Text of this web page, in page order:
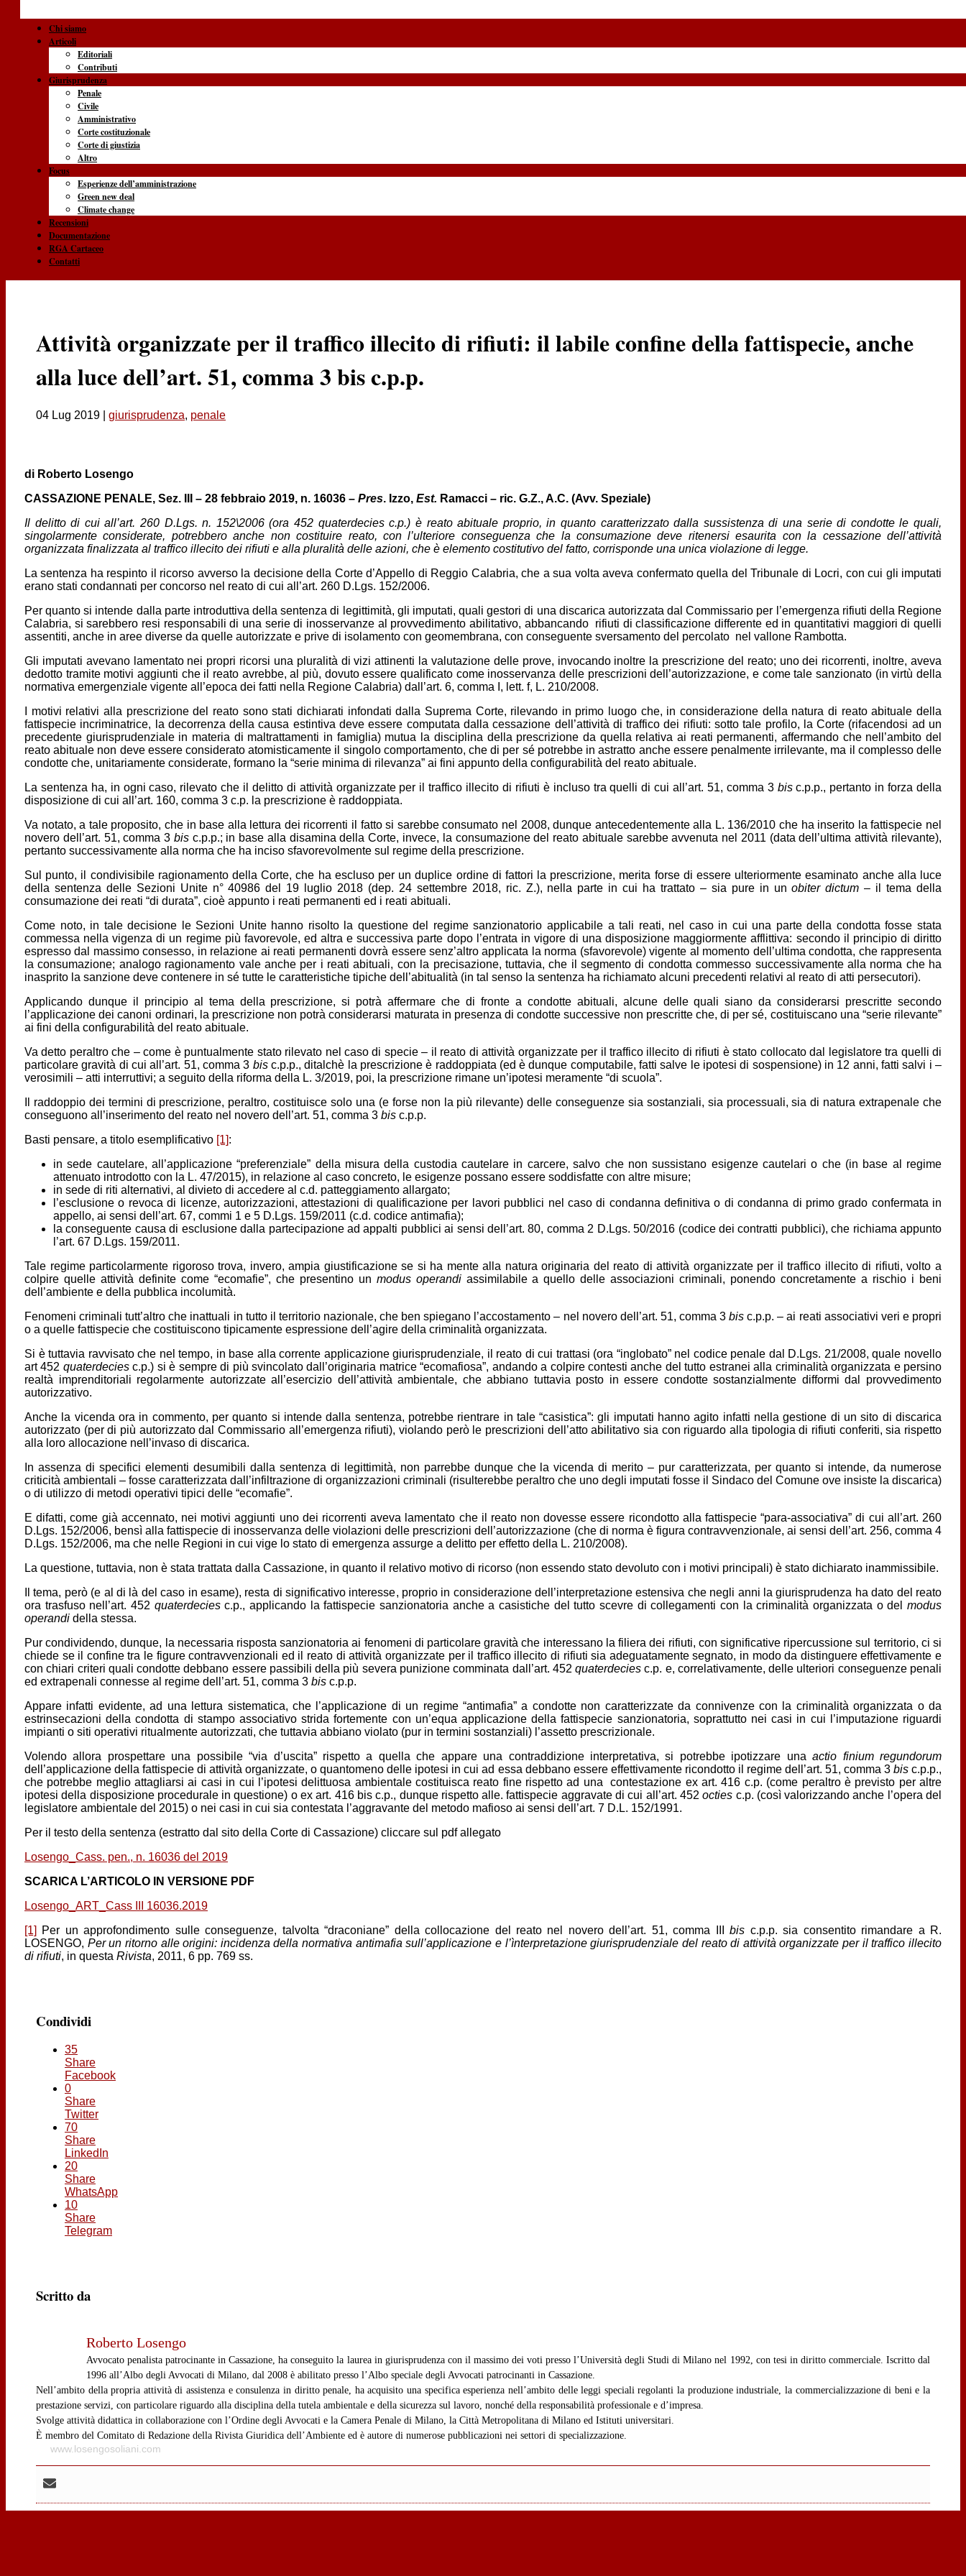
Chi siamo
Articoli
Editoriali
Contributi
Giurisprudenza
Penale
Civile
Amministrativo
Corte costituzionale
Corte di giustizia
Altro
Focus
Esperienze dell’amministrazione
Green new deal
Climate change
Recensioni
Documentazione
RGA Cartaceo
Contatti
Attività organizzate per il traffico illecito di rifiuti: il labile confine della fattispecie, anche
alla luce dell’art. 51, comma 3 bis c.p.p.
04 Lug 2019 giurisprudenza, penale
di Roberto Losengo
CASSAZIONE PENALE, Sez. III – 28 febbraio 2019, n. 16036 – Pres. Izzo, Est. Ramacci – ric. G.Z., A.C. (Avv. Speziale)
Il delitto di cui all’art. 260 D.Lgs. n. 152\2006 (ora 452 quaterdecies c.p.) è reato abituale proprio, in quanto caratterizzato dalla sussistenza di una serie di condotte le quali,
singolarmente considerate, potrebbero anche non costituire reato, con l’ulteriore conseguenza che la consumazione deve ritenersi esaurita con la cessazione dell’attività
organizzata finalizzata al traffico illecito dei rifiuti e alla pluralità delle azioni, che è elemento costitutivo del fatto, corrisponde una unica violazione di legge.
La sentenza ha respinto il ricorso avverso la decisione della Corte d’Appello di Reggio Calabria, che a sua volta aveva confermato quella del Tribunale di Locri, con cui gli imputati
erano stati condannati per concorso nel reato di cui all’art. 260 D.Lgs. 152/2006.
Per quanto si intende dalla parte introduttiva della sentenza di legittimità, gli imputati, quali gestori di una discarica autorizzata dal Commissario per l’emergenza rifiuti della Regione
Calabria, si sarebbero resi responsabili di una serie di inosservanze al provvedimento abilitativo, abbancando rifiuti di classificazione differente ed in quantitativi maggiori di quelli
assentiti, anche in aree diverse da quelle autorizzate e prive di isolamento con geomembrana, con conseguente sversamento del percolato nel vallone Rambotta.
Gli imputati avevano lamentato nei propri ricorsi una pluralità di vizi attinenti la valutazione delle prove, invocando inoltre la prescrizione del reato; uno dei ricorrenti, inoltre, aveva
dedotto tramite motivi aggiunti che il reato avrebbe, al più, dovuto essere qualificato come inosservanza delle prescrizioni dell’autorizzazione, e come tale sanzionato (in virtù della
normativa emergenziale vigente all’epoca dei fatti nella Regione Calabria) dall’art. 6, comma I, lett. f, L. 210/2008.
I motivi relativi alla prescrizione del reato sono stati dichiarati infondati dalla Suprema Corte, rilevando in primo luogo che, in considerazione della natura di reato abituale della
fattispecie incriminatrice, la decorrenza della causa estintiva deve essere computata dalla cessazione dell’attività di traffico dei rifiuti: sotto tale profilo, la Corte (rifacendosi ad un
precedente giurisprudenziale in materia di maltrattamenti in famiglia) mutua la disciplina della prescrizione da quella relativa ai reati permanenti, affermando che nell’ambito del
reato abituale non deve essere considerato atomisticamente il singolo comportamento, che di per sé potrebbe in astratto anche essere penalmente irrilevante, ma il complesso delle
condotte che, unitariamente considerate, formano la “serie minima di rilevanza” ai fini appunto della configurabilità del reato abituale.
La sentenza ha, in ogni caso, rilevato che il delitto di attività organizzate per il traffico illecito di rifiuti è incluso tra quelli di cui all’art. 51, comma 3 bisc.p.p., pertanto in forza della
disposizione di cui all’art. 160, comma 3 c.p. la prescrizione è raddoppiata.
Va notato, a tale proposito, che in base alla lettura dei ricorrenti il fatto si sarebbe consumato nel 2008, dunque antecedentemente alla L. 136/2010 che ha inserito la fattispecie nel
novero dell’art. 51, comma 3 bisc.p.p.; in base alla disamina della Corte, invece, la consumazione del reato abituale sarebbe avvenuta nel 2011 (data dell’ultima attività rilevante),
pertanto successivamente alla norma che ha inciso sfavorevolmente sul regime della prescrizione.
Sul punto, il condivisibile ragionamento della Corte, che ha escluso per un duplice ordine di fattori la prescrizione, merita forse di essere ulteriormente esaminato anche alla luce
della sentenza delle Sezioni Unite n° 40986 del 19 luglio 2018 (dep. 24 settembre 2018, ric. Z.), nella parte in cui ha trattato – sia pure in unobiter dictum – il tema della
consumazione dei reati “di durata”, cioè appunto i reati permanenti ed i reati abituali.
Come noto, in tale decisione le Sezioni Unite hanno risolto la questione del regime sanzionatorio applicabile a tali reati, nel caso in cui una parte della condotta fosse stata
commessa nella vigenza di un regime più favorevole, ed altra e successiva parte dopo l’entrata in vigore di una disposizione maggiormente afflittiva: secondo il principio di diritto
espresso dal massimo consesso, in relazione ai reati permanenti dovrà essere senz’altro applicata la norma (sfavorevole) vigente al momento dell’ultima condotta, che rappresenta
la consumazione; analogo ragionamento vale anche per i reati abituali, con la precisazione, tuttavia, che il segmento di condotta commesso successivamente alla norma che ha
inasprito la sanzione deve contenere in sé tutte le caratteristiche tipiche dell’abitualità (in tal senso la sentenza ha richiamato alcuni precedenti relativi al reato di atti persecutori).
Applicando dunque il principio al tema della prescrizione, si potrà affermare che di fronte a condotte abituali, alcune delle quali siano da considerarsi prescritte secondo
l’applicazione dei canoni ordinari, la prescrizione non potrà considerarsi maturata in presenza di condotte successive non prescritte che, di per sé, costituiscano una “serie rilevante”
ai fini della configurabilità del reato abituale.
Va detto peraltro che – come è puntualmente stato rilevato nel caso di specie – il reato di attività organizzate per il traffico illecito di rifiuti è stato collocato dal legislatore tra quelli di
particolare gravità di cui all’art. 51, comma 3 bisc.p.p., ditalchè la prescrizione è raddoppiata (ed è dunque computabile, fatti salve le ipotesi di sospensione) in 12 anni, fatti salvi i –
verosimili – atti interruttivi; a seguito della riforma della L. 3/2019, poi, la prescrizione rimane un’ipotesi meramente “di scuola”.
Il raddoppio dei termini di prescrizione, peraltro, costituisce solo una (e forse non la più rilevante) delle conseguenze sia sostanziali, sia processuali, sia di natura extrapenale che
conseguono all’inserimento del reato nel novero dell’art. 51, comma 3 bis c.p.p.
Basti pensare, a titolo esemplificativo [1]:
in sede cautelare, all’applicazione “preferenziale” della misura della custodia cautelare in carcere, salvo che non sussistano esigenze cautelari o che (in base al regime
attenuato introdotto con la L. 47/2015), in relazione al caso concreto, le esigenze possano essere soddisfatte con altre misure;
in sede di riti alternativi, al divieto di accedere al c.d. patteggiamento allargato;
l’esclusione o revoca di licenze, autorizzazioni, attestazioni di qualificazione per lavori pubblici nel caso di condanna definitiva o di condanna di primo grado confermata in
appello, ai sensi dell’art. 67, commi 1 e 5 D.Lgs. 159/2011 (c.d. codice antimafia);
la conseguente causa di esclusione dalla partecipazione ad appalti pubblici ai sensi dell’art. 80, comma 2 D.Lgs. 50/2016 (codice dei contratti pubblici), che richiama appunto
l’art. 67 D.Lgs. 159/2011.
Tale regime particolarmente rigoroso trova, invero, ampia giustificazione se si ha mente alla natura originaria del reato di attività organizzate per il traffico illecito di rifiuti, volto a
colpire quelle attività definite come “ecomafie”, che presentino un modus operandi assimilabile a quello delle associazioni criminali, ponendo concretamente a rischio i beni
dell’ambiente e della pubblica incolumità.
Fenomeni criminali tutt’altro che inattuali in tutto il territorio nazionale, che ben spiegano l’accostamento – nel novero dell’art. 51, comma 3bis c.p.p. – ai reati associativi veri e propri
o a quelle fattispecie che costituiscono tipicamente espressione dell’agire della criminalità organizzata.
Si è tuttavia ravvisato che nel tempo, in base alla corrente applicazione giurisprudenziale, il reato di cui trattasi (ora “inglobato” nel codice penale dal D.Lgs. 21/2008, quale novello
art 452 quaterdeciesc.p.) si è sempre di più svincolato dall’originaria matrice “ecomafiosa”, andando a colpire contesti anche del tutto estranei alla criminalità organizzata e persino
realtà imprenditoriali regolarmente autorizzate all’esercizio dell’attività ambientale, che abbiano tuttavia posto in essere condotte sostanzialmente difformi dal provvedimento
autorizzativo.
Anche la vicenda ora in commento, per quanto si intende dalla sentenza, potrebbe rientrare in tale “casistica”: gli imputati hanno agito infatti nella gestione di un sito di discarica
autorizzato (per di più autorizzato dal Commissario all’emergenza rifiuti), violando però le prescrizioni dell’atto abilitativo sia con riguardo alla tipologia di rifiuti conferiti, sia rispetto
alla loro allocazione nell’invaso di discarica.
In assenza di specifici elementi desumibili dalla sentenza di legittimità, non parrebbe dunque che la vicenda di merito – pur caratterizzata, per quanto si intende, da numerose
criticità ambientali – fosse caratterizzata dall’infiltrazione di organizzazioni criminali (risulterebbe peraltro che uno degli imputati fosse il Sindaco del Comune ove insiste la discarica)
o di utilizzo di metodi operativi tipici delle “ecomafie”.
E difatti, come già accennato, nei motivi aggiunti uno dei ricorrenti aveva lamentato che il reato non dovesse essere ricondotto alla fattispecie “para-associativa” di cui all’art. 260
D.Lgs. 152/2006, bensì alla fattispecie di inosservanza delle violazioni delle prescrizioni dell’autorizzazione (che di norma è figura contravvenzionale, ai sensi dell’art. 256, comma 4
D.Lgs. 152/2006, ma che nelle Regioni in cui vige lo stato di emergenza assurge a delitto per effetto della L. 210/2008).
La questione, tuttavia, non è stata trattata dalla Cassazione, in quanto il relativo motivo di ricorso (non essendo stato devoluto con i motivi principali) è stato dichiarato inammissibile.
Il tema, però (e al di là del caso in esame), resta di significativo interesse, proprio in considerazione dell’interpretazione estensiva che negli anni la giurisprudenza ha dato del reato
ora trasfuso nell’art. 452 quaterdeciesc.p., applicando la fattispecie sanzionatoria anche a casistiche del tutto scevre di collegamenti con la criminalità organizzata o delmodus
operandi della stessa.
Pur condividendo, dunque, la necessaria risposta sanzionatoria ai fenomeni di particolare gravità che interessano la filiera dei rifiuti, con significative ripercussione sul territorio, ci si
chiede se il confine tra le figure contravvenzionali ed il reato di attività organizzate per il traffico illecito di rifiuti sia adeguatamente segnato, in modo da distinguere effettivamente e
con chiari criteri quali condotte debbano essere passibili della più severa punizione comminata dall’art. 452 quaterdecies c.p. e, correlativamente, delle ulteriori conseguenze penali
ed extrapenali connesse al regime dell’art. 51, comma 3 bis c.p.p.
Appare infatti evidente, ad una lettura sistematica, che l’applicazione di un regime “antimafia” a condotte non caratterizzate da connivenze con la criminalità organizzata o da
estrinsecazioni della condotta di stampo associativo strida fortemente con un’equa applicazione della fattispecie sanzionatoria, soprattutto nei casi in cui l’imputazione riguardi
impianti o siti operativi ritualmente autorizzati, che tuttavia abbiano violato (pur in termini sostanziali) l’assetto prescrizionale.
Volendo allora prospettare una possibile “via d’uscita” rispetto a quella che appare una contraddizione interpretativa, si potrebbe ipotizzare unaactio finium regundorum
dell’applicazione della fattispecie di attività organizzate, o quantomeno delle ipotesi in cui ad essa debbano essere effettivamente ricondotto il regime dell’art. 51, comma 3bisc.p.p.,
che potrebbe meglio attagliarsi ai casi in cui l’ipotesi delittuosa ambientale costituisca reato fine rispetto ad una contestazione ex art. 416 c.p. (come peraltro è previsto per altre
ipotesi della disposizione procedurale in questione) o ex art. 416 bis c.p., dunque rispetto alle. fattispecie aggravate di cui all’art. 452octies c.p. (così valorizzando anche l’opera del
legislatore ambientale del 2015) o nei casi in cui sia contestata l’aggravante del metodo mafioso ai sensi dell’art. 7 D.L. 152/1991.
Per il testo della sentenza (estratto dal sito della Corte di Cassazione) cliccare sul pdf allegato
Losengo_Cass. pen., n. 16036 del 2019
SCARICA L’ARTICOLO IN VERSIONE PDF
Losengo_ART_Cass III 16036.2019
[1]
Per un approfondimento sulle conseguenze, talvolta “draconiane” della collocazione del reato nel novero dell’art. 51, comma III bis c.p.p. sia consentito rimandare a R.
LOSENGO, Per un ritorno alle origini: incidenza della normativa antimafia sull’applicazione e l’ìnterpretazione giurisprudenziale del reato di attività organizzate per il traffico illecito
di rifiuti, in questa Rivista, 2011, 6 pp. 769 ss.
Condividi
35
Share
Facebook
0
Share
Twitter
70
Share
LinkedIn
20
Share
WhatsApp
10
Share
Telegram
Scritto da
Roberto Losengo
Avvocato penalista patrocinante in Cassazione, ha conseguito la laurea in giurisprudenza con il massimo dei voti presso l’Università degli Studi di Milano nel 1992, con tesi in diritto commerciale. Iscritto dal
1996 all’Albo degli Avvocati di Milano, dal 2008 è abilitato presso l’Albo speciale degli Avvocati patrocinanti in Cassazione.
Nell’ambito della propria attività di assistenza e consulenza in diritto penale, ha acquisito una specifica esperienza nell’ambito delle leggi speciali regolanti la produzione industriale, la commercializzazione di beni e la
prestazione servizi, con particolare riguardo alla disciplina della tutela ambientale e della sicurezza sul lavoro, nonché della responsabilità professionale e d’impresa.
Svolge attività didattica in collaborazione con l’Ordine degli Avvocati e la Camera Penale di Milano, la Città Metropolitana di Milano ed Istituti universitari.
È membro del Comitato di Redazione della Rivista Giuridica dell’Ambiente ed è autore di numerose pubblicazioni nei settori di specializzazione.
www.losengosoliani.com